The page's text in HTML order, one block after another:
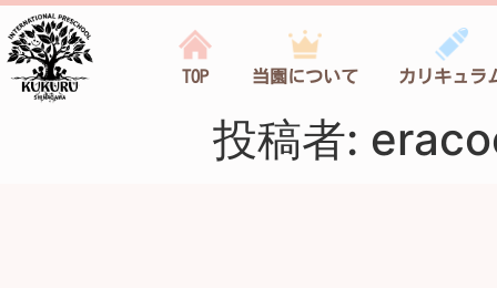
TOP 当園について カリキュラ
投稿者: